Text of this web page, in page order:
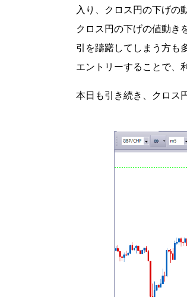
入り、クロス円の下げの
クロス円の下げの値動き
引を躊躇してしまう方も
エントリーすることで、
本日も引き続き、クロス